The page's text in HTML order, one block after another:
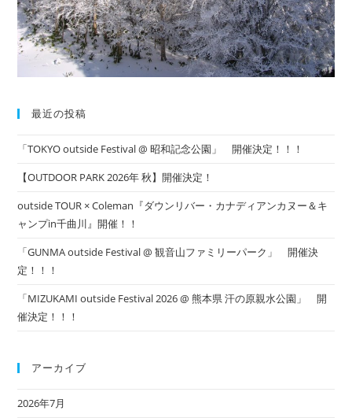
最近の投稿
「TOKYO outside Festival @ 昭和記念公園」 開催決定！！！
【OUTDOOR PARK 2026年 秋】開催決定！
outside TOUR × Coleman『ダウンリバー・カナディアンカヌー＆キ
ャンプin千曲川』開催！！
「GUNMA outside Festival @ 観音山ファミリーパーク」 開催決
定！！！
「MIZUKAMI outside Festival 2026 @ 熊本県 汗の原親水公園」 開
催決定！！！
アーカイブ
2026年7月